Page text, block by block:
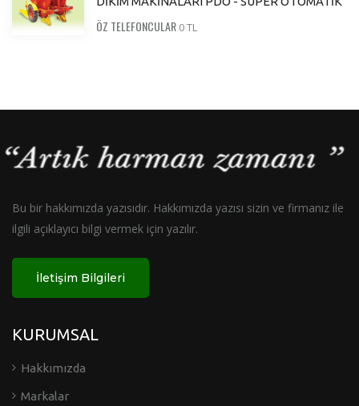
ÖZ TELEFONCULAR 0 TL
Bu bir hakkımızda yazısıdır. Hakkımızda yazısı sizin ve firmanız ile
ilgili açıklayıcı bilgi vermek için yazılır.
İletişim Bilgileri
KURUMSAL
Hakkımızda
Markalar